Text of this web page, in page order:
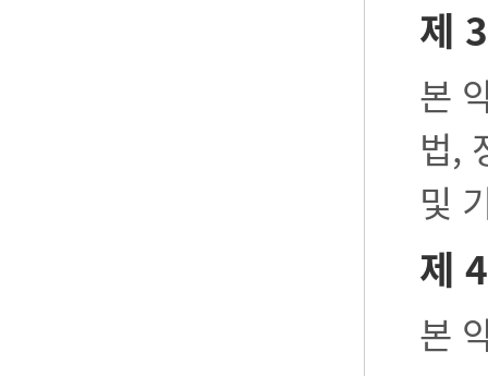
제
본
법,
및
제
본